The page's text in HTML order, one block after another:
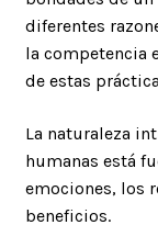
diferentes
la competencia
de estas
La naturaleza
humanas está
emociones, los
beneficios.